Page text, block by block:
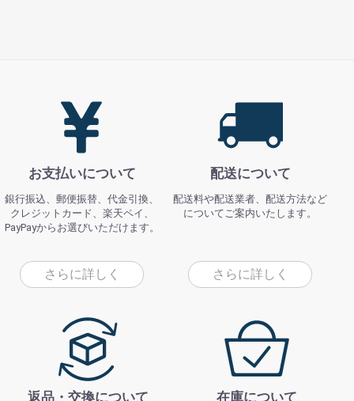
お支払いについて
銀行振込、郵便振替、代金引換、
クレジットカード、楽天ペイ、
PayPayからお選びいただけます。
さらに詳しく
配送について
配送料や配送業者、配送方法など
についてご案内いたします。
さらに詳しく
返品・交換について 在庫について